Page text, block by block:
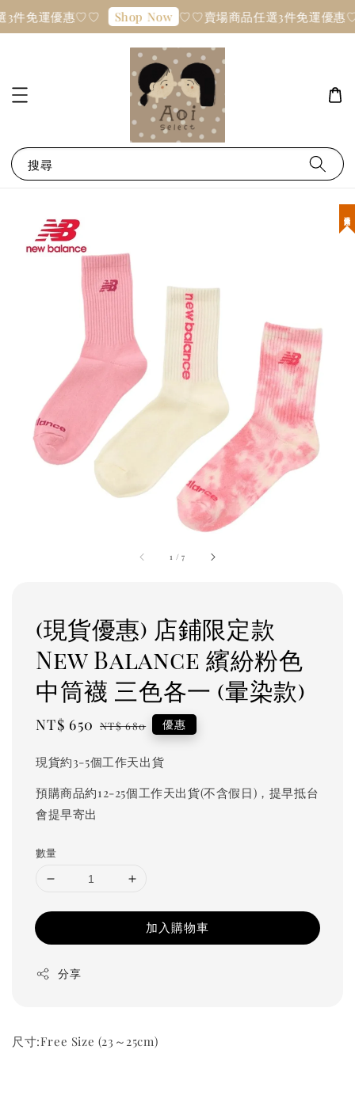
件免運優惠♡♡ Shop Now ♡♡賣場商品任選3件免運優惠
搜尋
1 /7
(現貨優惠) 店鋪限定款
New Balance 繽紛粉色
中筒襪 三色各一 (暈染款)
Sale
NT$ 650 Regular
NT$ 680 優惠
現貨約3-5個工作天出貨
預購商品約12-25個工作天出貨(不含假日)，提早抵台
會提早寄出
數量
加入購物車
分享
尺寸:Free Size (23～25cm)